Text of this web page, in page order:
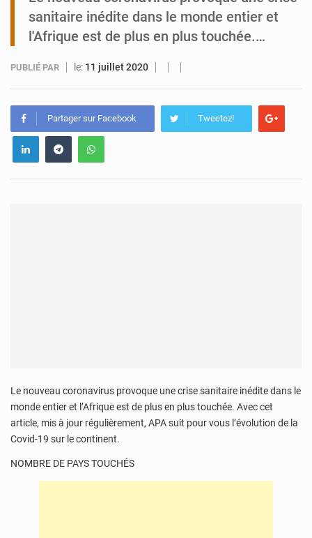
sanitaire inédite dans le monde entier et
l'Afrique est de plus en plus touchée.…
PUBLIÉ PAR le: 11 juillet 2020
Partager sur Facebook Tweetez!
Le nouveau coronavirus provoque une crise sanitaire inédite dans le
monde entier et l’Afrique est de plus en plus touchée. Avec cet
article, mis à jour régulièrement, APA suit pour vous l’évolution de la
Covid-19 sur le continent.
NOMBRE DE PAYS TOUCHÉS